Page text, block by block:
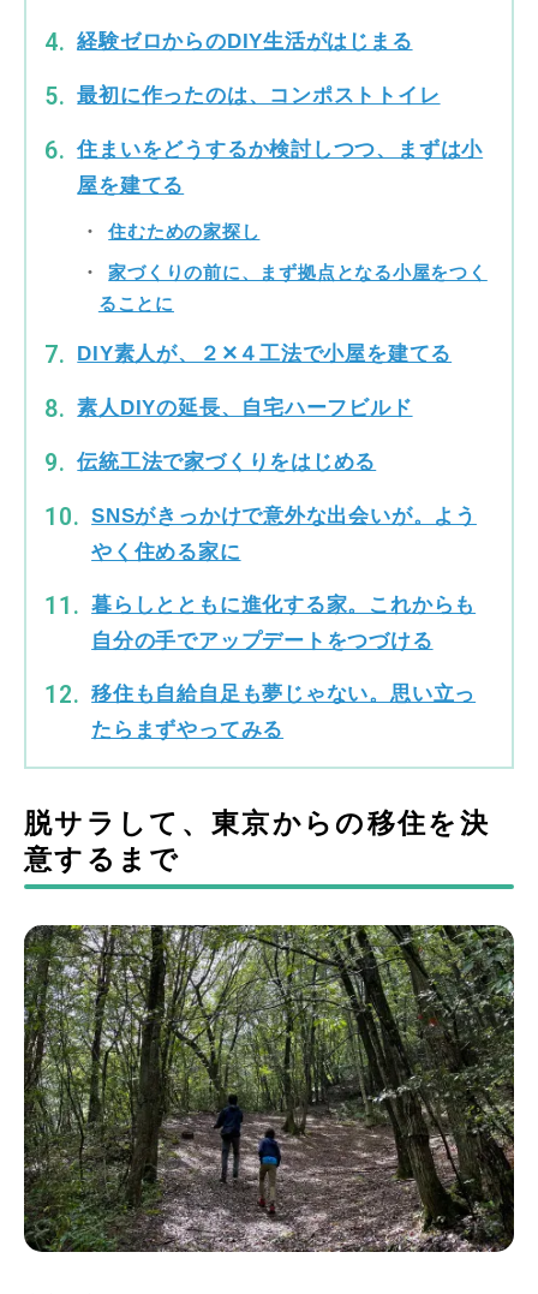
経験ゼロからのDIY生活がはじまる
最初に作ったのは、コンポストトイレ
住まいをどうするか検討しつつ、まずは小
屋を建てる
住むための家探し
家づくりの前に、まず拠点となる小屋をつく
ることに
DIY素人が、２✕４工法で小屋を建てる
素人DIYの延長、自宅ハーフビルド
伝統工法で家づくりをはじめる
SNSがきっかけで意外な出会いが。よう
やく住める家に
暮らしとともに進化する家。これからも
自分の手でアップデートをつづける
移住も自給自足も夢じゃない。思い立っ
たらまずやってみる
脱サラして、東京からの移住を決
意するまで